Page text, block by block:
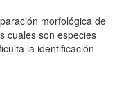
morfológica de
cuales son especies
la identificación